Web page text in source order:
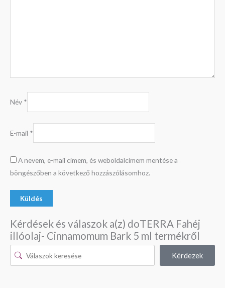
Név *
E-mail *
A nevem, e-mail címem, és weboldalcímem mentése a
böngészőben a következő hozzászólásomhoz.
Kérdések és válaszok a(z) doTERRA Fahéj
illóolaj- Cinnamomum Bark 5 ml termékről
Kérdezek